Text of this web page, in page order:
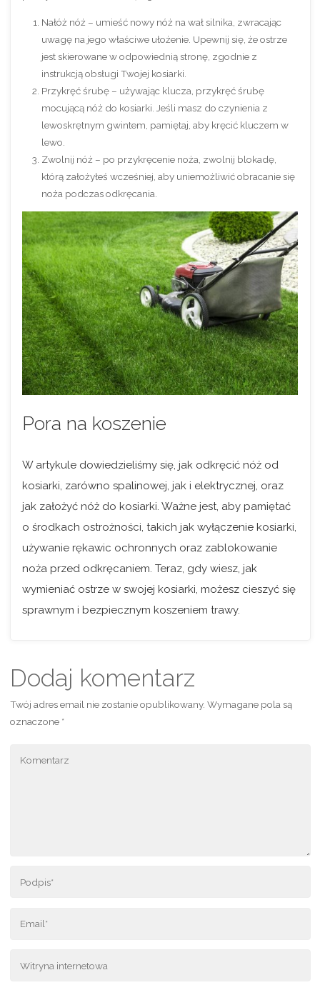
Nałóż nóż – umieść nowy nóż na wał silnika, zwracając
uwagę na jego właściwe ułożenie. Upewnij się, że ostrze
jest skierowane w odpowiednią stronę, zgodnie z
instrukcją obsługi Twojej kosiarki.
Przykręć śrubę – używając klucza, przykręć śrubę
mocującą nóż do kosiarki. Jeśli masz do czynienia z
lewoskrętnym gwintem, pamiętaj, aby kręcić kluczem w
lewo.
Zwolnij nóż – po przykręcenie noża, zwolnij blokadę,
którą założyłeś wcześniej, aby uniemożliwić obracanie się
noża podczas odkręcania.
Pora na koszenie
W artykule dowiedzieliśmy się, jak odkręcić nóż od
kosiarki, zarówno spalinowej, jak i elektrycznej, oraz
jak założyć nóż do kosiarki. Ważne jest, aby pamiętać
o środkach ostrożności, takich jak wyłączenie kosiarki,
używanie rękawic ochronnych oraz zablokowanie
noża przed odkręcaniem. Teraz, gdy wiesz, jak
wymieniać ostrze w swojej kosiarki, możesz cieszyć się
sprawnym i bezpiecznym koszeniem trawy.
Dodaj komentarz
Twój adres email nie zostanie opublikowany. Wymagane pola są
oznaczone *